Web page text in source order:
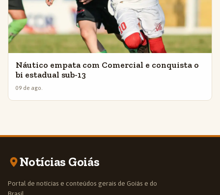
Náutico empata com Comercial e conquista o
bi estadual sub-13
09 de ago.
Notícias Goiás
Portal de notícias e conteúdos gerais de Goiás e do